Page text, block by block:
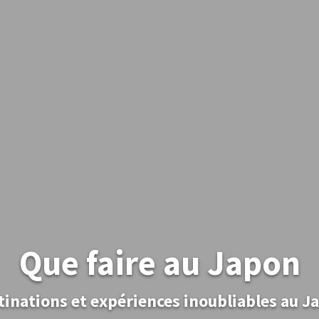
Que faire au Japon
et expériences inoubliables au